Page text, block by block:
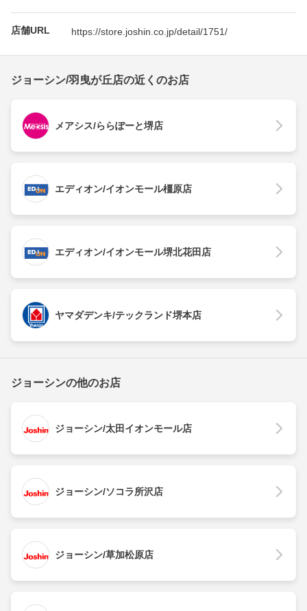
店舗URL https://store.joshin.co.jp/detail/1751/
ジョーシン/羽曳が丘店の近くのお店
メアシス/ららぽーと堺店
エディオン/イオンモール橿原店
エディオン/イオンモール堺北花田店
ヤマダデンキ/テックランド堺本店
ジョーシンの他のお店
ジョーシン/太田イオンモール店
ジョーシン/ソコラ所沢店
ジョーシン/草加松原店